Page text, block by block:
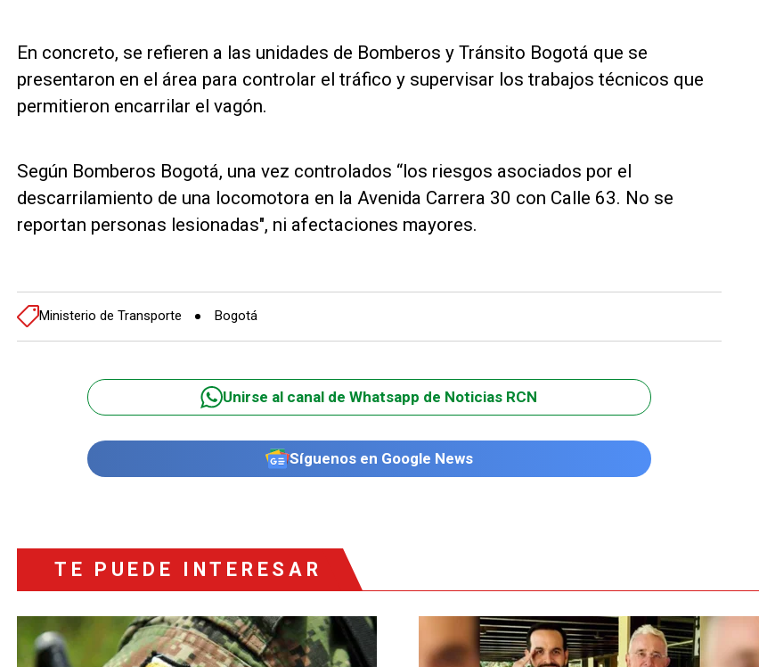
En concreto, se refieren a las unidades de Bomberos y Tránsito Bogotá que se
presentaron en el área para controlar el tráfico y supervisar los trabajos técnicos que
permitieron encarrilar el vagón.
Según Bomberos Bogotá, una vez controlados “los riesgos asociados por el
descarrilamiento de una locomotora en la Avenida Carrera 30 con Calle 63. No se
reportan personas lesionadas", ni afectaciones mayores.
Ministerio de Transporte Bogotá
Unirse al canal de Whatsapp de Noticias RCN
Síguenos en Google News
TE PUEDE INTERESAR